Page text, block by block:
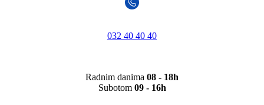
032 40 40 40
Radnim danima 08 - 18h
Subotom 09 - 16h